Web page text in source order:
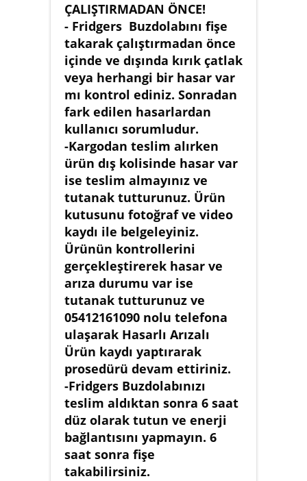
ÇALIŞTIRMADAN ÖNCE!
- Fridgers Buzdolabını fişe
takarak çalıştırmadan önce
içinde ve dışında kırık çatlak
veya herhangi bir hasar var
mı kontrol ediniz. Sonradan
fark edilen hasarlardan
kullanıcı sorumludur.
-Kargodan teslim alırken
ürün dış kolisinde hasar var
ise teslim almayınız ve
tutanak tutturunuz. Ürün
kutusunu fotoğraf ve video
kaydı ile belgeleyiniz.
Ürünün kontrollerini
gerçekleştirerek hasar ve
arıza durumu var ise
tutanak tutturunuz ve
05412161090 nolu telefona
ulaşarak Hasarlı Arızalı
Ürün kaydı yaptırarak
prosedürü devam ettiriniz.
-Fridgers Buzdolabınızı
teslim aldıktan sonra 6 saat
düz olarak tutun ve enerji
bağlantısını yapmayın. 6
saat sonra fişe
takabilirsiniz.